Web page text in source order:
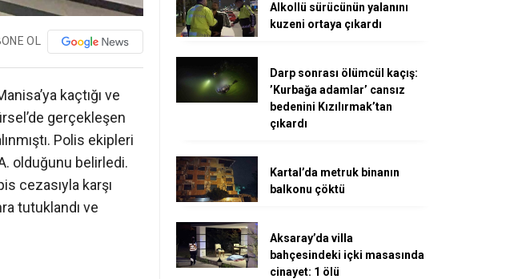
OL
kaçtığı ve
gerçekleşen
Polis ekipleri
olduğunu belirledi.
cezasıyla karşı
tutuklandı ve
Alkollü sürücünün yalanını
kuzeni ortaya çıkardı
Darp sonrası ölümcül kaçış:
’Kurbağa adamlar’ cansız
bedenini Kızılırmak’tan
çıkardı
Kartal’da metruk binanın
balkonu çöktü
Aksaray’da villa
bahçesindeki içki masasında
cinayet: 1 ölü